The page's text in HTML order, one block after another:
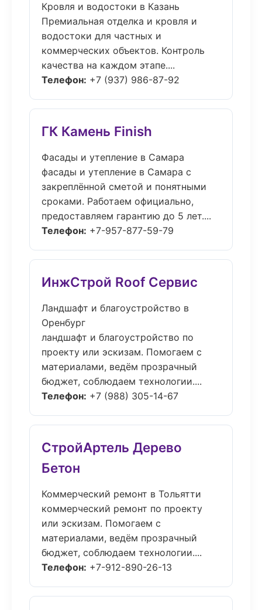
Кровля и водостоки в Казань
Премиальная отделка и кровля и
водостоки для частных и
коммерческих объектов. Контроль
качества на каждом этапе....
Телефон: +7 (937) 986-87-92
ГК Камень Finish
Фасады и утепление в Самара
фасады и утепление в Самара с
закреплённой сметой и понятными
сроками. Работаем официально,
предоставляем гарантию до 5 лет....
Телефон: +7-957-877-59-79
ИнжСтрой Roof Сервис
Ландшафт и благоустройство в
Оренбург
ландшафт и благоустройство по
проекту или эскизам. Помогаем с
материалами, ведём прозрачный
бюджет, соблюдаем технологии....
Телефон: +7 (988) 305-14-67
СтройАртель Дерево
Бетон
Коммерческий ремонт в Тольятти
коммерческий ремонт по проекту
или эскизам. Помогаем с
материалами, ведём прозрачный
бюджет, соблюдаем технологии....
Телефон: +7-912-890-26-13